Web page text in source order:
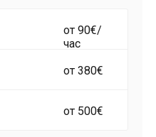
от 90€/
час
от 380€
от 500€